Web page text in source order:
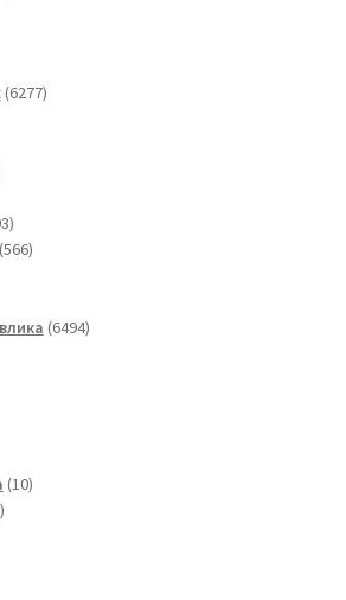
62776277
9603
товара
566566
64946494
1010